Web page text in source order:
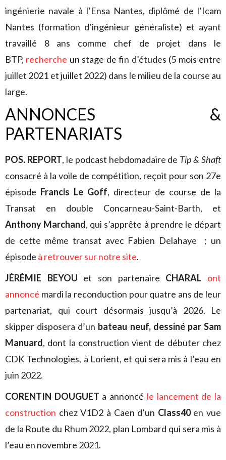
ingénierie navale à l’Ensa Nantes, diplômé de l’Icam
Nantes (formation d’ingénieur généraliste) et ayant
travaillé 8 ans comme chef de projet dans le
BTP, recherche un stage de fin d’études (5 mois entre
juillet 2021 et juillet 2022) dans le milieu de la course au
large.
ANNONCES &
PARTENARIATS
POS. REPORT, le podcast hebdomadaire de Tip & Shaft
consacré à la voile de compétition, reçoit pour son 27e
épisode Francis Le Goff, directeur de course de la
Transat en double Concarneau-Saint-Barth, et
Anthony Marchand, qui s’apprête à prendre le départ
de cette même transat avec Fabien Delahaye ; un
épisode à retrouver sur notre site.
JÉRÉMIE BEYOU et son partenaire CHARAL ont
annoncé mardi la reconduction pour quatre ans de leur
partenariat, qui court désormais jusqu’à 2026. Le
skipper disposera d’un bateau neuf, dessiné par Sam
Manuard, dont la construction vient de débuter chez
CDK Technologies, à Lorient, et qui sera mis à l’eau en
juin 2022.
CORENTIN DOUGUET a annoncé le lancement de la
construction chez V1D2 à Caen d’un Class40en vue
de la Route du Rhum 2022, plan Lombard qui sera mis à
l’eau en novembre 2021.